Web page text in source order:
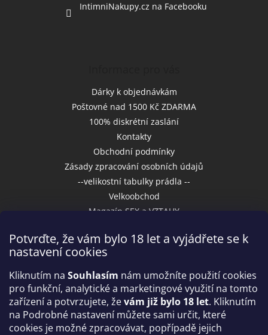
Potvrďte, že vám bylo 18 let a vyjádřete se k
nastavení cookies
Kliknutím na Souhlasím nám umožníte použití cookies
pro funkční, analytické a marketingové využití na tomto
zařízení a potvrzujete, ževám již bylo 18 let. Kliknutím
na Podrobné nastavení můžete sami určit, které
cookies je možné zpracovávat, popřípadě jejich
IntimniNakupy.cz na Facebooku
Dárky k objednávkám
Poštovné nad 1500 Kč ZDARMA
100% diskrétní zaslání
Kontakty
Obchodní podmínky
Zásady zpracování osobních údajů
--velikostní tabulky prádla --
Velkoobchod
Magazín SEX a VZTAHY
Přijímáme online platby